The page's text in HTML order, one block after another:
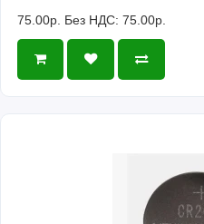
75.00р. Без НДС: 75.00р.